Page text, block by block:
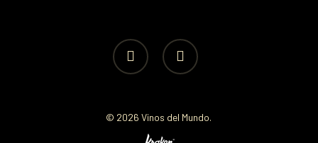
facebook instagram
© 2026 Vinos del Mundo.